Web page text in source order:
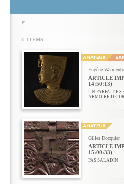
3 ITEMS
Eugène
ARTICLE
14:50:13)
UN PARFAIT
ARMOIRE DE
Gilles Docquier
ARTICLE
15:00:33)
PAS SALADIN